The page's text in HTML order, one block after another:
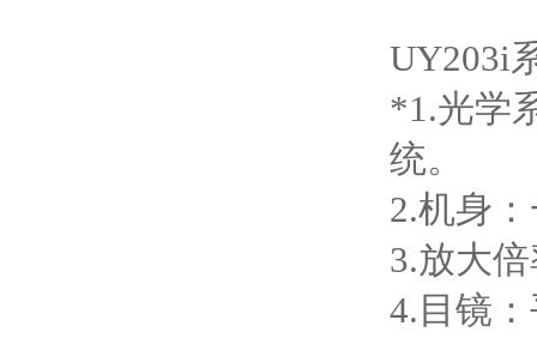
UY203i
*1.光学
统。
2.机身
3.放大
4.目镜